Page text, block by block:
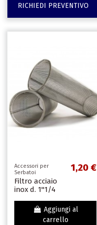
RICHIEDI PREVENTIVO
Accessori per
Serbatoi
Filtro acciaio
inox d. 1''1/4
1,20 €
Aggiungi al
carrello